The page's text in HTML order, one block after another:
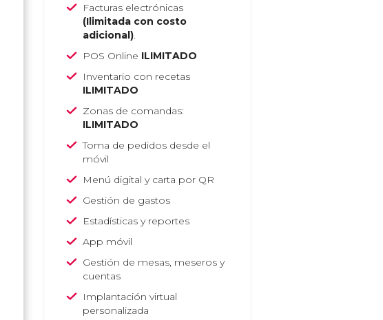
Facturas electrónicas
(Ilimitada con costo
adicional).
POS Online ILIMITADO
Inventario con recetas
ILIMITADO
Zonas de comandas:
ILIMITADO
Toma de pedidos desde el
móvil
Menú digital y carta por QR
Gestión de gastos
Estadísticas y reportes
App móvil
Gestión de mesas, meseros y
cuentas
Implantación virtual
personalizada